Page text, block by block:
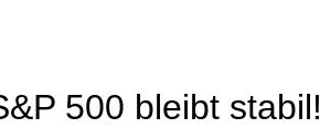
500 bleibt stabil!